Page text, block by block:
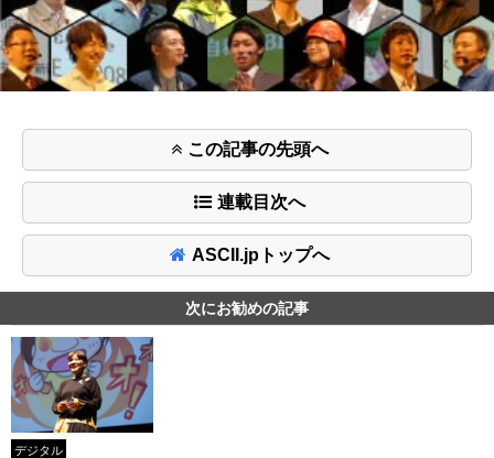
この記事の先頭へ
連載目次へ
ASCII.jpトップへ
次にお勧めの記事
デジタル